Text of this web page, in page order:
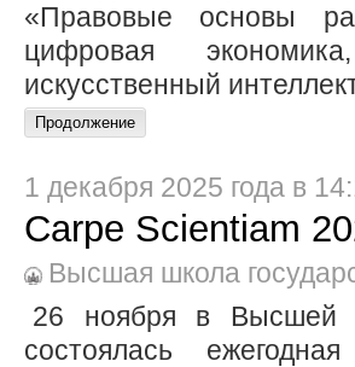
«Правовые основы
цифровая
искусственный
1 декабря 2025 года в
Carpe Scientiam
Высшая школа
26 ноября в Высшей
состоялась